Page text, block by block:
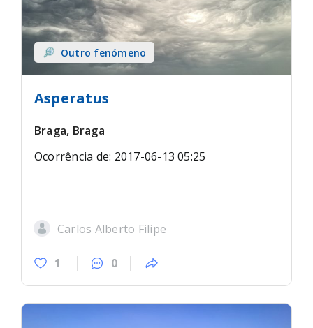
Outro fenómeno
Asperatus
Braga, Braga
Ocorrência de: 2017-06-13 05:25
Carlos Alberto Filipe
1 0